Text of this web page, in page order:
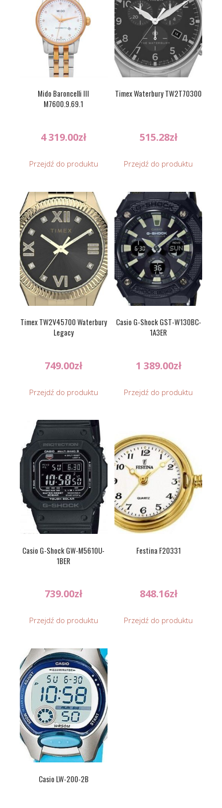
Mido Baroncelli III
M7600.9.69.1
4 319.00zł
Przejdź do produktu
Timex Waterbury TW2T70300
515.28zł
Przejdź do produktu
Timex TW2V45700 Waterbury
Legacy
749.00zł
Przejdź do produktu
Casio G-Shock GST-W130BC-
1A3ER
1 389.00zł
Przejdź do produktu
Casio G-Shock GW-M5610U-
1BER
739.00zł
Przejdź do produktu
Festina F20331
848.16zł
Przejdź do produktu
Casio LW-200-2B